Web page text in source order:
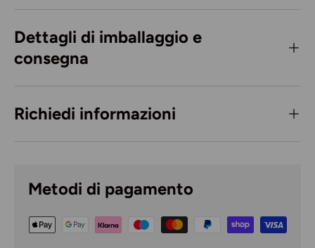
Dettagli di imballaggio e
consegna
Richiedi informazioni
Metodi di pagamento